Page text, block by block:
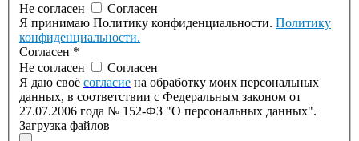
Не согласен
Согласен
Я принимаю Политику конфиденциальности. Политику
конфиденциальности.
Согласен *
Не согласен
Согласен
Я даю своё согласие на обработку моих персональных
данных, в соответствии с Федеральным законом от
27.07.2006 года № 152-ФЗ "О персональных данных".
Загрузка файлов